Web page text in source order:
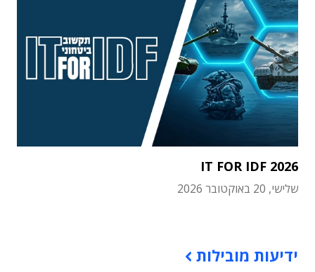
IT FOR IDF 2026
שלישי, 20 באוקטובר 2026
ידיעות מובילות